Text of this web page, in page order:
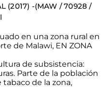
(2017) -(MAW / 70928 /
en una zona rural en
de Malawi, EN ZONA
de subsistencia:
Parte de la población
de la zona,